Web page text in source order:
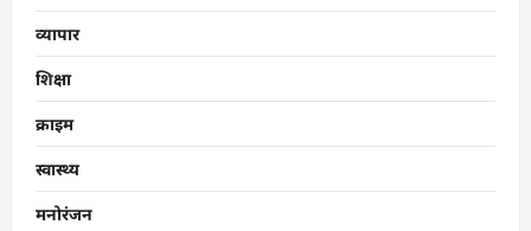
व्यापार
शिक्षा
क्राइम
स्वास्थ्य
मनोरंजन